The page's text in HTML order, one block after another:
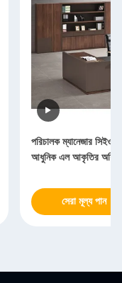
পরিচালক ম্যানেজার
আধুনিক এল আকৃতির
সেরা মূল্য পান